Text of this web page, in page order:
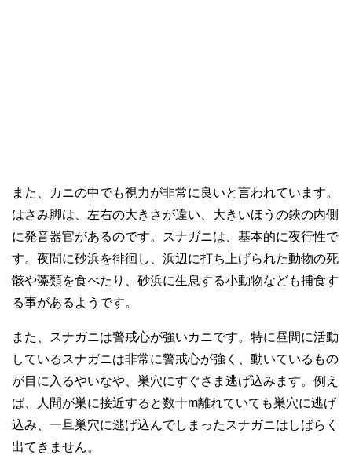
また、カニの中でも視力が非常に良いと言われています。
はさみ脚は、左右の大きさが違い、大きいほうの鋏の内側
に発音器官があるのです。スナガニは、基本的に夜行性で
す。夜間に砂浜を徘徊し、浜辺に打ち上げられた動物の死
骸や藻類を食べたり、砂浜に生息する小動物なども捕食す
る事があるようです。
また、スナガニは警戒心が強いカニです。特に昼間に活動
しているスナガニは非常に警戒心が強く、動いているもの
が目に入るやいなや、巣穴にすぐさま逃げ込みます。例え
ば、人間が巣に接近すると数十m離れていても巣穴に逃げ
込み、一旦巣穴に逃げ込んでしまったスナガニはしばらく
出てきません。